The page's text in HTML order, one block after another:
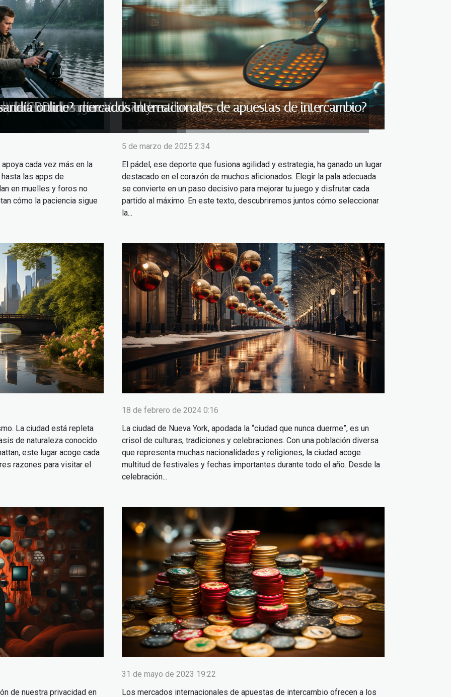
paciencia y técnica moderna
cada vez más en la
las apps de
en muelles y foros no
cómo la paciencia sigue
pádel ideal según tu nivel y estilo
5 de marzo de 2025 2:34
El pádel, ese deporte que fusiona agilidad y estrategia, ha ganado un lugar
destacado en el corazón de muchos aficionados. Elegir la pala adecuada
se convierte en un paso decisivo para mejorar tu juego y disfrutar cada
partido al máximo. En este texto, descubriremos juntos cómo seleccionar
la...
La ciudad está repleta
de naturaleza conocido
este lugar acoge cada
razones para visitar el
en Nueva York ?
18 de febrero de 2024 0:16
La ciudad de Nueva York, apodada la “ciudad que nunca duerme”, es un
crisol de culturas, tradiciones y celebraciones. Con una población diversa
que representa muchas nacionalidades y religiones, la ciudad acoge
multitud de festivales y fechas importantes durante todo el año. Desde la
celebración...
privacidad en línea
de nuestra privacidad en
máximo los mercados internacionales de apuestas de intercambio?
31 de mayo de 2023 19:22
Los mercados internacionales de apuestas de intercambio ofrecen a los
adecuado?
de CBDonline